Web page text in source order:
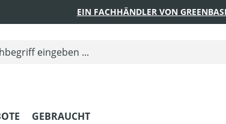
EIN FACHHÄNDLER VON
GEBRAUCHT